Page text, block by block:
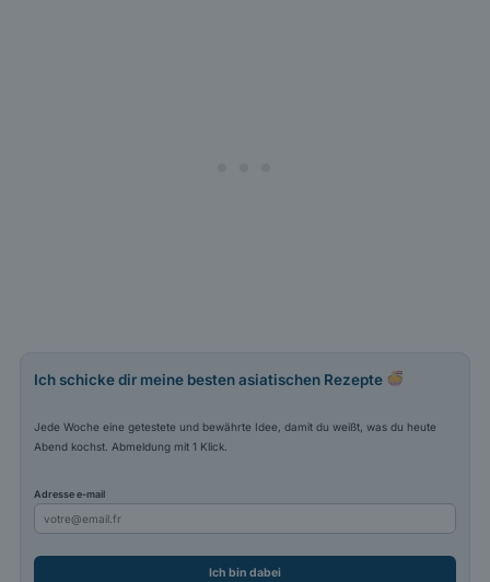
Ich schicke dir meine besten asiatischen Rezepte
Jede Woche eine getestete und bewährte Idee, damit du weißt, was du heute
Abend kochst. Abmeldung mit 1 Klick.
Adresse e-mail
Ich bin dabei